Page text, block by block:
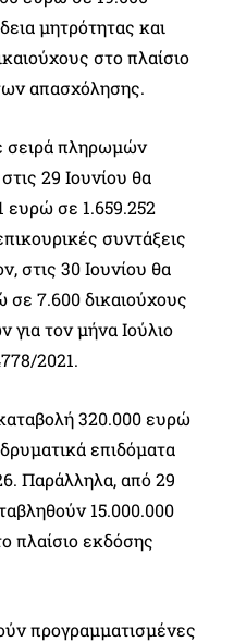
μητρότητας και
στο πλαίσιο
απασχόλησης.
σειρά πληρωμών
29 Ιουνίου θα
ευρώ σε 1.659.252
συντάξεις
στις 30 Ιουνίου θα
7.600 δικαιούχους
τον μήνα Ιούλιο
2021.
320.000 ευρώ
επιδόματα
Παράλληλα, από 29
15.000.000
πλαίσιο εκδόσης
προγραμματισμένες